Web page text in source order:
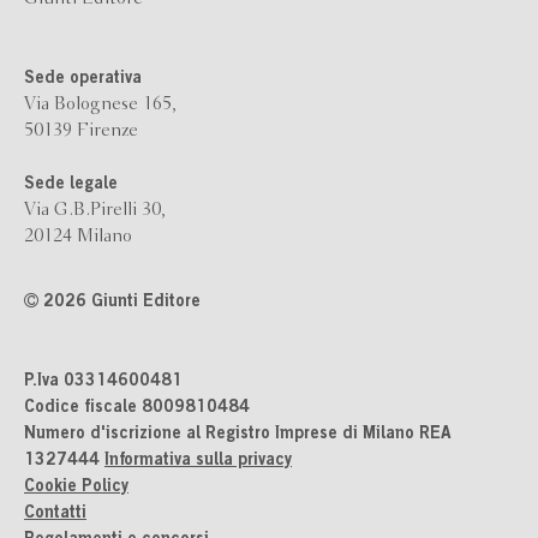
Sede operativa
Via Bolognese 165,
50139 Firenze
Sede legale
Via G.B.Pirelli 30,
20124 Milano
2026 Giunti Editore
P.Iva 03314600481
Codice fiscale 8009810484
Numero d'iscrizione al Registro Imprese di Milano REA
1327444 Informativa sulla privacy
Cookie Policy
Contatti